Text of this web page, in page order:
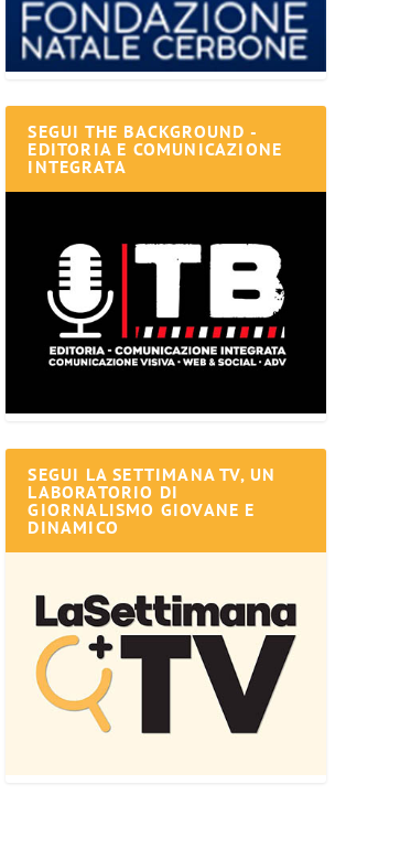
SEGUI THE BACKGROUND -
EDITORIA E COMUNICAZIONE
INTEGRATA
SEGUI LA SETTIMANA TV, UN
LABORATORIO DI
GIORNALISMO GIOVANE E
DINAMICO